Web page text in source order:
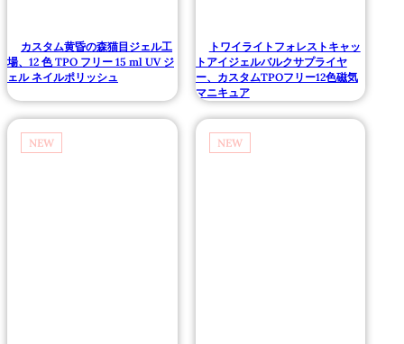
カスタム黄昏の森猫目ジェル工
場、12 色 TPO フリー 15 ml UV ジ
ェル ネイルポリッシュ
トワイライトフォレストキャッ
トアイジェルバルクサプライヤ
ー、カスタムTPOフリー12色磁気
マニキュア
NEW NEW